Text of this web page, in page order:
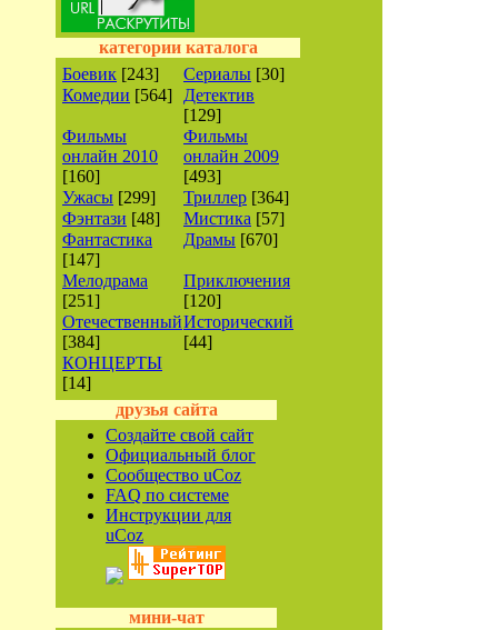
категории каталога
Боевик [243] Сериалы [30]
Комедии [564]
Детектив
[129]
Фильмы
онлайн 2010
[160]
Фильмы
онлайн 2009
[493]
Ужасы [299] Триллер [364]
Фэнтази [48] Мистика [57]
Фантастика
[147]
Драмы [670]
Мелодрама
[251]
Приключения
[120]
Отечественный
[384]
Исторический
[44]
КОНЦЕРТЫ
[14]
друзья сайта
Создайте свой сайт
Официальный блог
Сообщество uCoz
FAQ по системе
Инструкции для
uCoz
мини-чат